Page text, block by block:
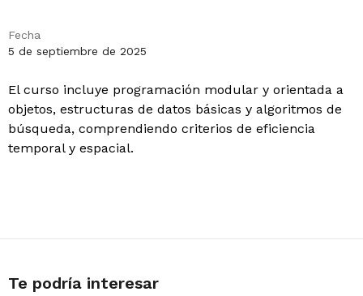
Fecha
5 de septiembre de 2025
El curso incluye programación modular y orientada a
objetos, estructuras de datos básicas y algoritmos de
búsqueda, comprendiendo criterios de eficiencia
temporal y espacial.
Te podría interesar